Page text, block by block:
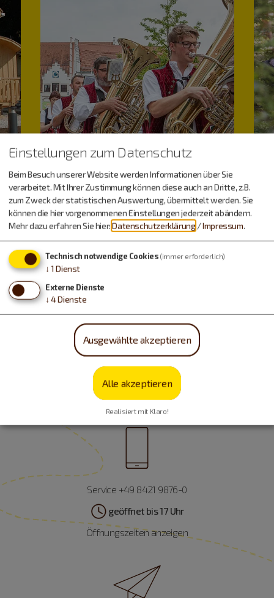
Service +49 8421 9876-0
geöffnet bis 17 Uhr
Öffnungszeiten anzeigen
Einstellungen zum Datenschutz
Beim Besuch unserer Website werden Informationen über Sie
verarbeitet. Mit Ihrer Zustimmung können diese auch an Dritte, z.B.
zum Zweck der statistischen Auswertung, übermittelt werden. Sie
können die hier vorgenommenen Einstellungen jederzeit abändern.
Mehr dazu erfahren Sie hier:Datenschutzerklärung /Impressum.
Technisch notwendige Cookies (immer erforderlich)
↓ 1 Dienst
Externe Dienste
↓ 4Dienste
Ausgewählte akzeptieren
Alle akzeptieren
Realisiert mit Klaro!